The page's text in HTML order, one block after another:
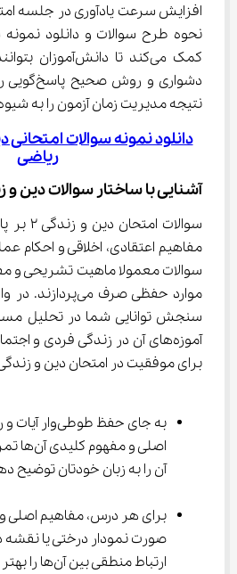
نحوه طرح سوالات و دانلود نمونه
کمک می‌کند تا
دشواری و
نتیجه مدیریت زمان آزمون را به
دانلود نمونه سوالات
ریاضی
آشنایی با ساختار سوالات دین و
سوالات
سوالات معمولا ماهیت تشریحی و
موارد حفظی صرف
آموزه‌های آن در زندگی فردی و
برای موفقیت در امتحان دین و زندگی
به جای حفظ
اصلی و
آن را به زبان خودتان توضیح
برای هر درس، مفاهیم اصلی و
صورت نمودار درختی یا نقشه
ارتباط منطقی بین آن‌ها را بهتر درک کنید.